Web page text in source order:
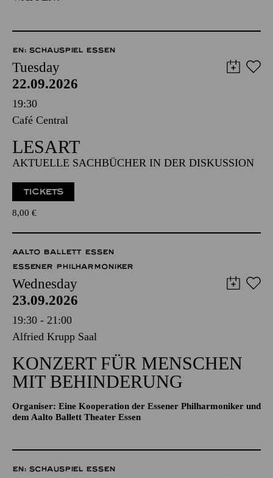
EN: SCHAUSPIEL ESSEN
Tuesday
22.09.2026
19:30
Café Central
LESART
AKTUELLE SACHBÜCHER IN DER DISKUSSION
TICKETS
8,00 €
AALTO BALLETT ESSEN
ESSENER PHILHARMONIKER
Wednesday
23.09.2026
19:30 - 21:00
Alfried Krupp Saal
KONZERT FÜR MENSCHEN
MIT BEHINDERUNG
Organiser: Eine Kooperation der Essener Philharmoniker und
dem Aalto Ballett Theater Essen
EN: SCHAUSPIEL ESSEN